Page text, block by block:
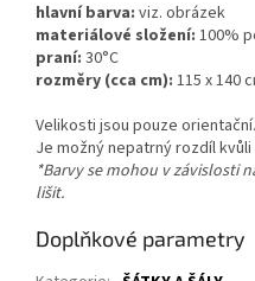
hlavní barva: viz. obrázek
materiálové složení: 100%
praní: 30°C
rozměry (cca cm): 115 x 140
Velikosti jsou pouze
Je možný nepatrný rozdíl
*Barvy se mohou v závislosti
lišit.
Doplňkové parametry